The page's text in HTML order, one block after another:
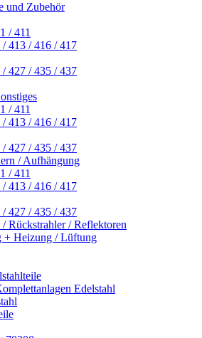
und Zubehör
/ 411
413 / 416 / 417
427 / 435 / 437
/ 411
413 / 416 / 417
427 / 435 / 437
/ Aufhängung
/ 411
413 / 416 / 417
427 / 435 / 437
Rückstrahler / Reflektoren
+ Heizung / Lüftung
Edelstahl